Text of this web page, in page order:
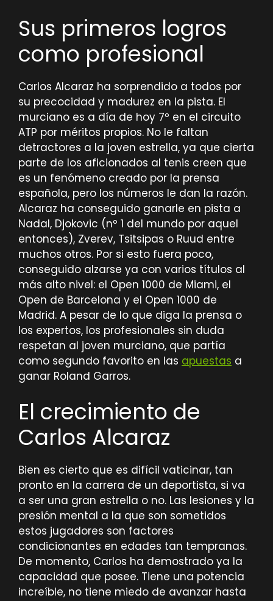
Sus primeros logros
como profesional
Carlos Alcaraz ha sorprendido a todos por
su precocidad y madurez en la pista. El
murciano es a día de hoy 7º en el circuito
ATP por méritos propios. No le faltan
detractores a la joven estrella, ya que cierta
parte de los aficionados al tenis creen que
es un fenómeno creado por la prensa
española, pero los números le dan la razón.
Alcaraz ha conseguido ganarle en pista a
Nadal, Djokovic (nº 1 del mundo por aquel
entonces), Zverev, Tsitsipas o Ruud entre
muchos otros. Por si esto fuera poco,
conseguido alzarse ya con varios títulos al
más alto nivel: el Open 1000 de Miami, el
Open de Barcelona y el Open 1000 de
Madrid. A pesar de lo que diga la prensa o
los expertos, los profesionales sin duda
respetan al joven murciano, que partía
como segundo favorito en las apuestas a
ganar Roland Garros.
El crecimiento de
Carlos Alcaraz
Bien es cierto que es difícil vaticinar, tan
pronto en la carrera de un deportista, si va
a ser una gran estrella o no. Las lesiones y la
presión mental a la que son sometidos
estos jugadores son factores
condicionantes en edades tan tempranas.
De momento, Carlos ha demostrado ya la
capacidad que posee. Tiene una potencia
increíble, no tiene miedo de avanzar hasta